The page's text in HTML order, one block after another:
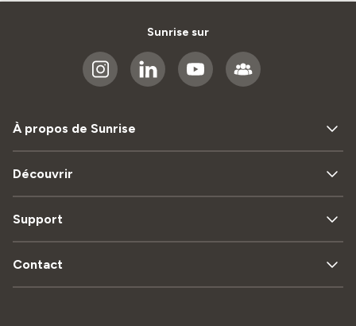
Sunrise sur
À propos de Sunrise
Découvrir
Support
Contact